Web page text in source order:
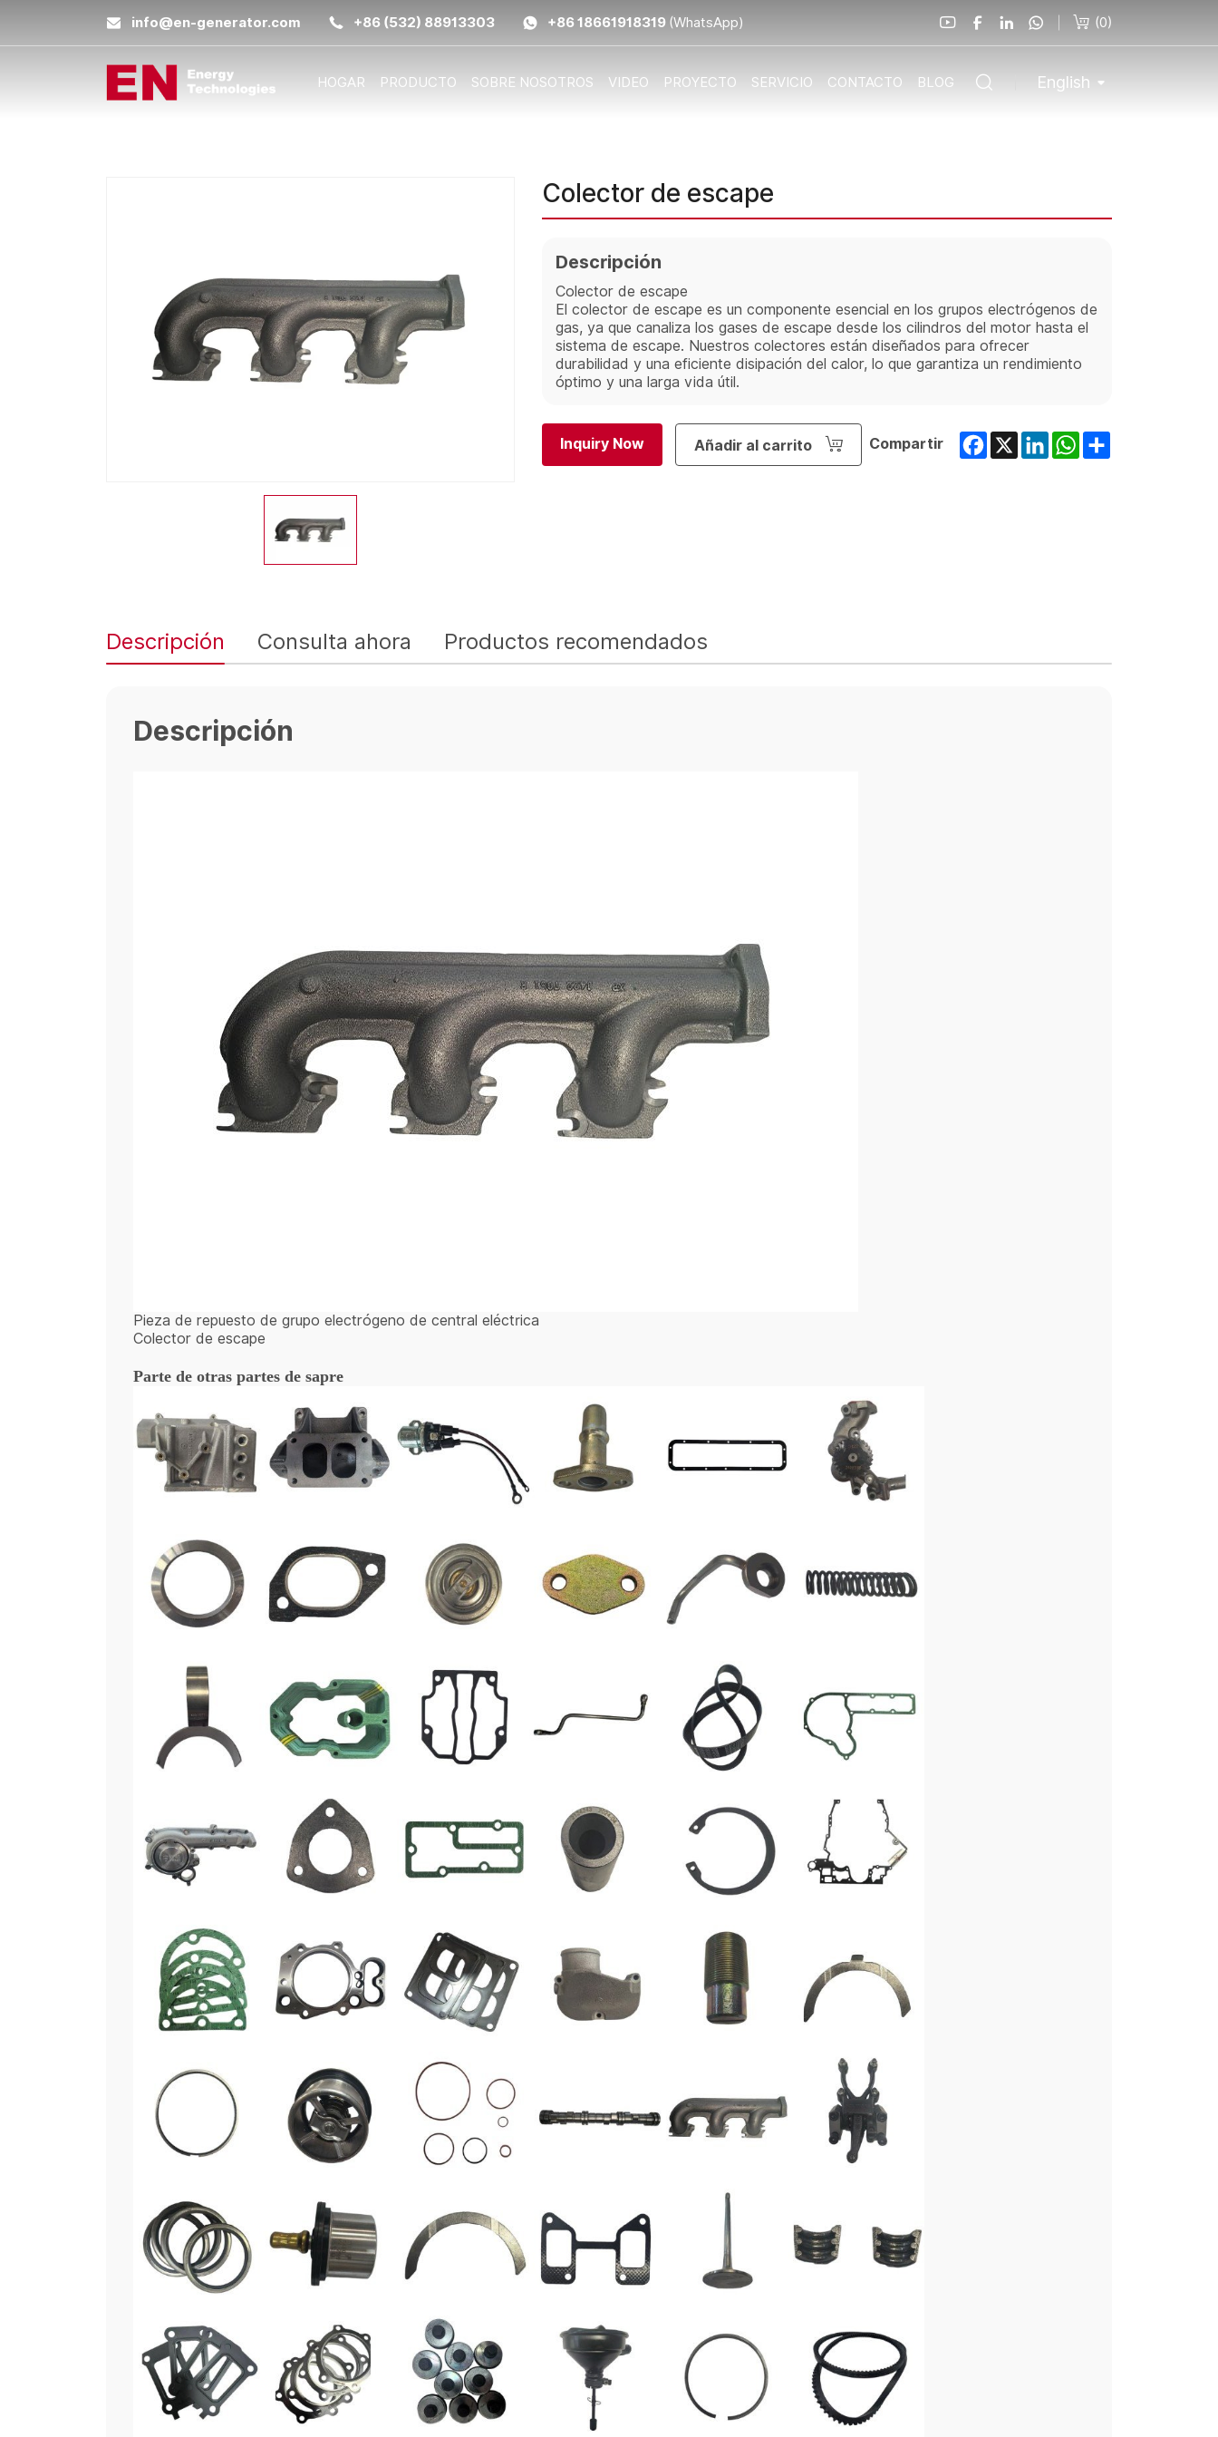
info@en-generator.com +86 (532) 88913303 +86 18661918319(WhatsApp) (0)
English
HOGAR PRODUCTO SOBRE NOSOTROS VIDEO PROYECTO SERVICIO CONTACTO BLOG
Colector de escape
Descripción
Colector de escape
El colector de escape es un componente esencial en los grupos electrógenos de
gas, ya que canaliza los gases de escape desde los cilindros del motor hasta el
sistema de escape. Nuestros colectores están diseñados para ofrecer
durabilidad y una eficiente disipación del calor, lo que garantiza un rendimiento
óptimo y una larga vida útil.
Inquiry Now Añadir al carrito Compartir Facebook
X LinkedInWhatsApp
Descripción Consulta ahora Productos recomendados
Descripción
Pieza de repuesto de grupo electrógeno de central eléctrica
Colector de escape
Parte de otras partes de sapre